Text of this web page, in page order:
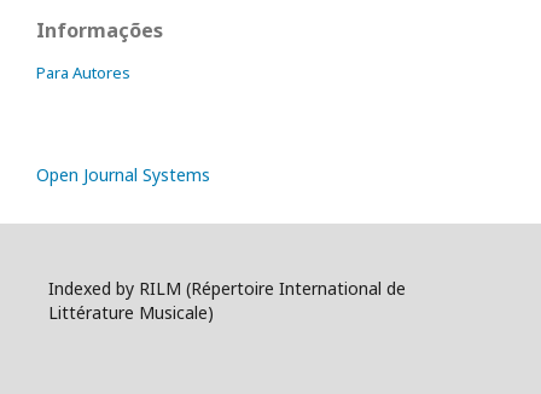
Informações
Para Autores
Open Journal Systems
Indexed by RILM (Répertoire International de
Littérature Musicale)